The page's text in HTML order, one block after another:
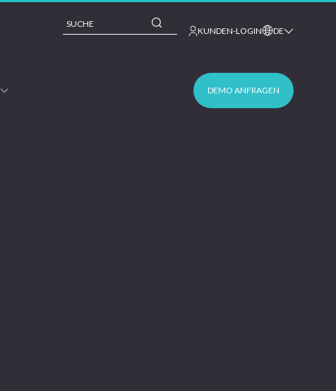
This is a search field with an auto-suggest feature
KUNDEN-LOGIN DE
DEMO ANFRAGEN